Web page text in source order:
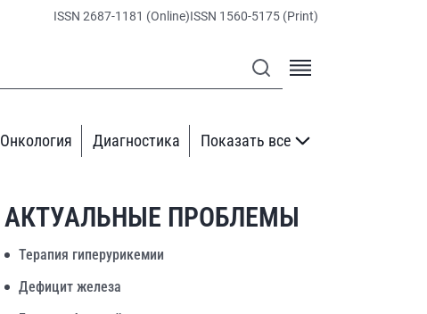
ISSN 2687-1181 (Online)ISSN 1560-5175 (Print)
Онкология Диагностика Показать все
АКТУАЛЬНЫЕ ПРОБЛЕМЫ
Терапия гиперурикемии
Дефицит железа